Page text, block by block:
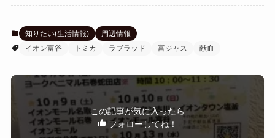
知りたい(生活情報)
周辺情報
イオン富谷
トミカ ラブラッド 富ジャス 献血
この記事が気に入ったら
フォローしてね！